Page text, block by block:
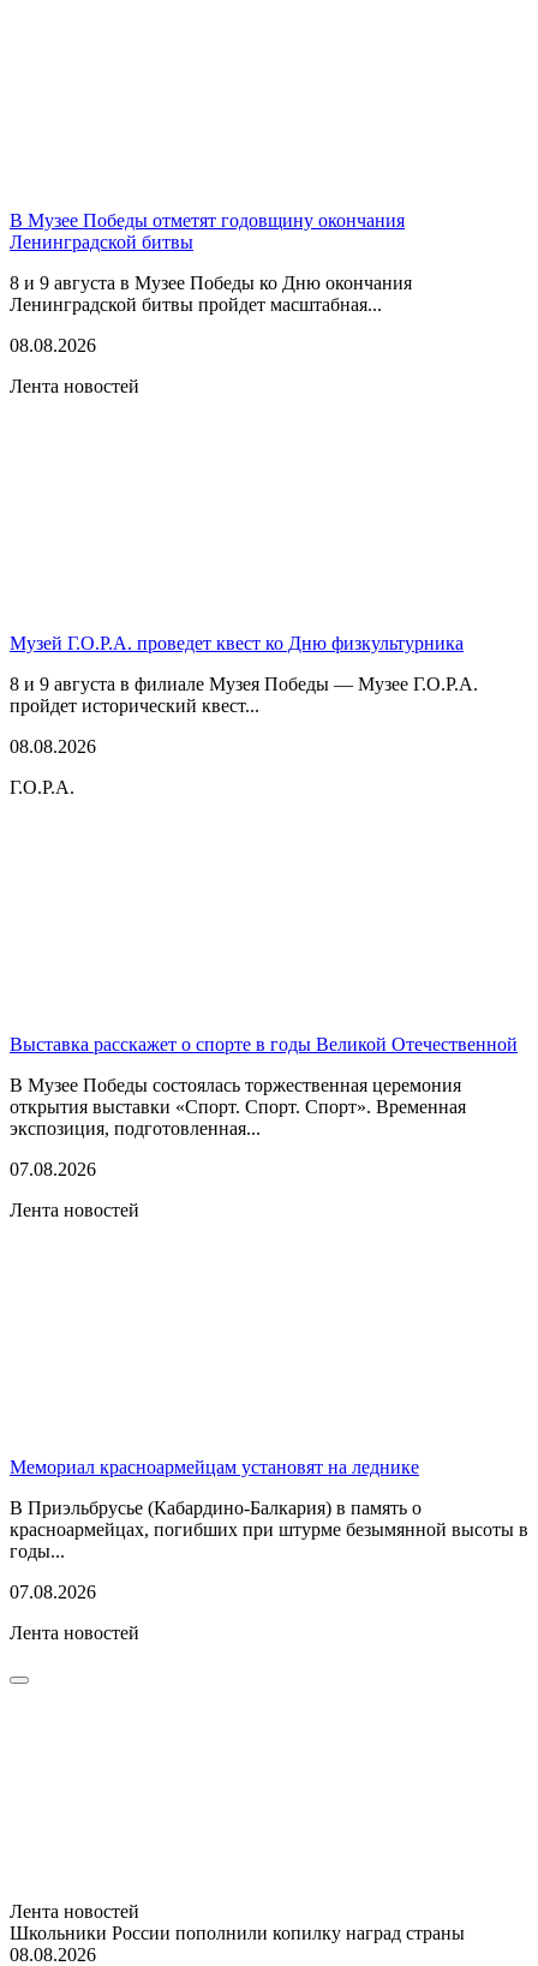
В Музее Победы отметят годовщину окончания
Ленинградской битвы
8 и 9 августа в Музее Победы ко Дню окончания
Ленинградской битвы пройдет масштабная...
08.08.2026
Лента новостей
Музей Г.О.Р.А. проведет квест ко Дню физкультурника
8 и 9 августа в филиале Музея Победы — Музее Г.О.Р.А.
пройдет исторический квест...
08.08.2026
Г.О.Р.А.
Выставка расскажет о спорте в годы Великой Отечественной
В Музее Победы состоялась торжественная церемония
открытия выставки «Спорт. Спорт. Спорт». Временная
экспозиция, подготовленная...
07.08.2026
Лента новостей
Мемориал красноармейцам установят на леднике
В Приэльбрусье (Кабардино-Балкария) в память о
красноармейцах, погибших при штурме безымянной высоты в
годы...
07.08.2026
Лента новостей
Лента новостей
Школьники России пополнили копилку наград страны
08.08.2026